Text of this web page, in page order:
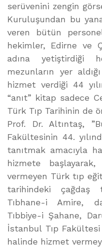
serüvenini zengin
Kuruluşundan bu
veren bütün
hekimler, Edirne ve
adına yetiştirdiği
mezunların yer
hizmet verdiği 44
“anıt” kitap sadece
Türk Tıp Tarihinin de
Prof. Dr. Altıntaş,
Fakültesinin 44.
tanıtmak amacıyla
hizmete
vermeyen Türk tıp
tarihindeki çağdaş
Tıbhane-i Amire,
Tıbbiye-i Şahane,
İstanbul Tıp
halinde hizmet